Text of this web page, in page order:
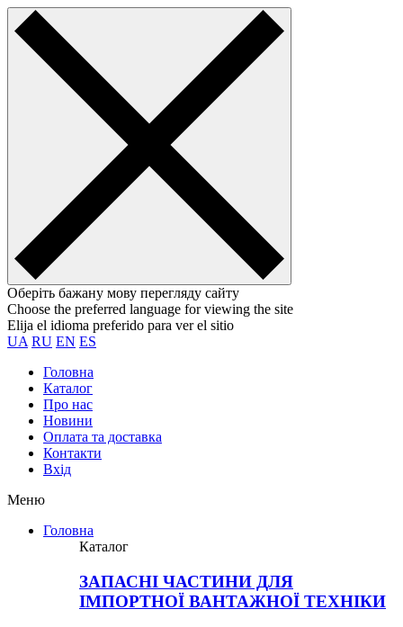
Оберіть бажану мову перегляду сайту
Choose the preferred language for viewing the site
Elija el idioma preferido para ver el sitio
UA RU EN ES
Головна
Каталог
Про нас
Новини
Оплата та доставка
Контакти
Вхiд
Меню
Головна
Каталог
ЗАПАСНІ ЧАСТИНИ ДЛЯ
ІМПОРТНОЇ ВАНТАЖНОЇ ТЕХНІКИ